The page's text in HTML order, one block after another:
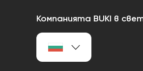
Компанията BUKI в